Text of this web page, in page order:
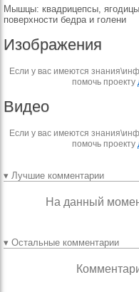
Мышцы: квадрицепсы,
поверхности бедра и голени
Изображения
Если у вас имеются
помочь проекту
Видео
Если у вас имеются
помочь проекту
▾ Лучшие комментарии
На данный
▾ Остальные комментарии